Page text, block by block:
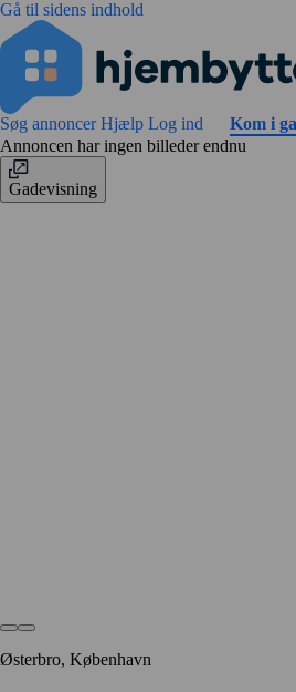
Gå til sidens indhold
Søg annoncerHjælp Log ind
Kom i
Annoncen har ingen billeder endnu
Gadevisning
Østerbro, København